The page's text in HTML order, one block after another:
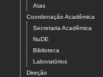
Atas
Coordenação Acadêmica
Secretaria Acadêmica
NuDE
Biblioteca
Laboratórios
Direção